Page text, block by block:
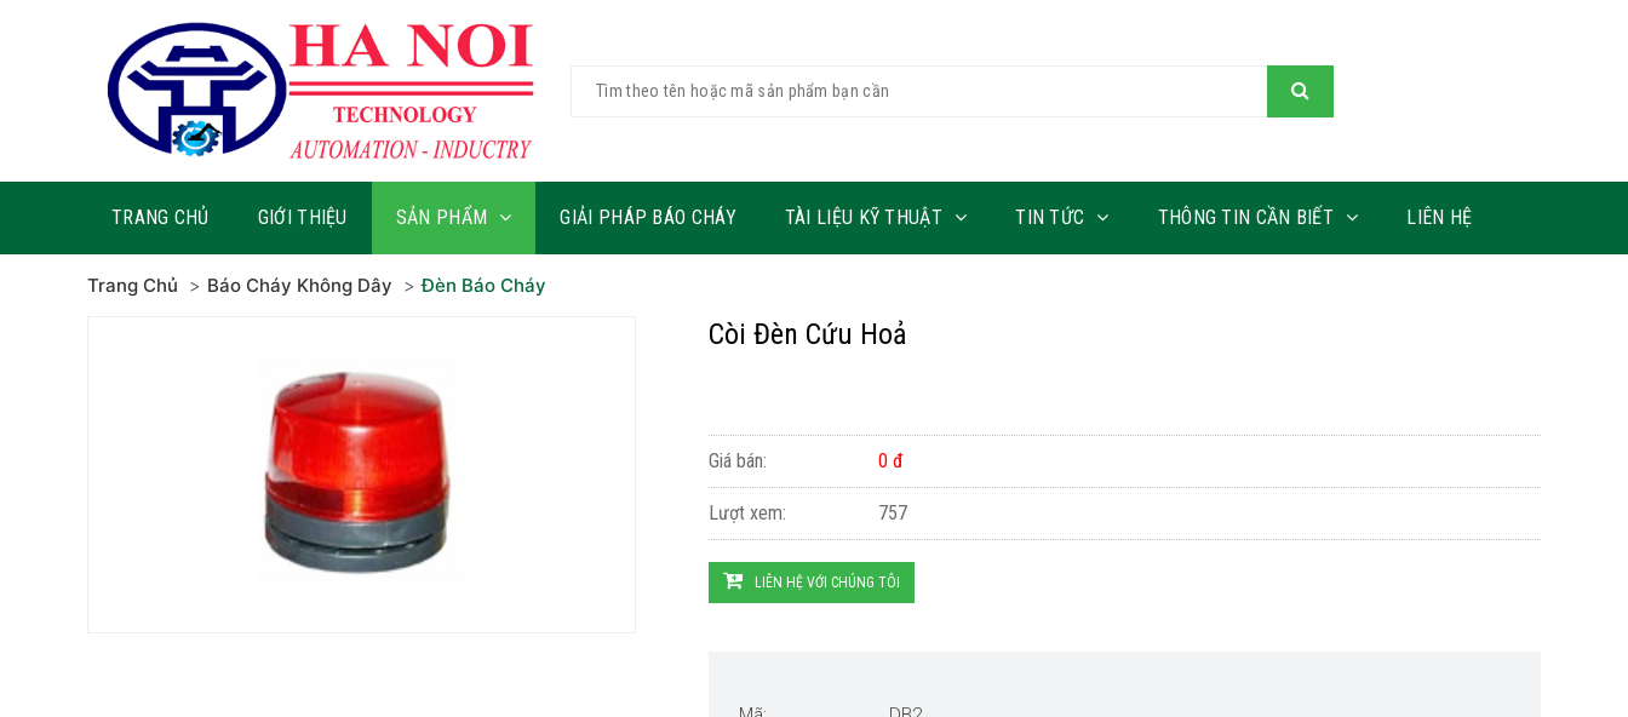
TRANG CHỦ GIỚI THIỆU SẢN PHẨM GIẢI PHÁP BÁO CHÁY TÀI LIỆU KỸ THUẬT TIN TỨC THÔNG TIN CẦN BIẾT LIÊN HỆ
Trang Chủ Báo Cháy Không Dây Đèn Báo Cháy
Còi Đèn Cứu Hoả
Giá bán: 0 đ
Lượt xem: 757
LIÊN HỆ VỚI CHÚNG TÔI